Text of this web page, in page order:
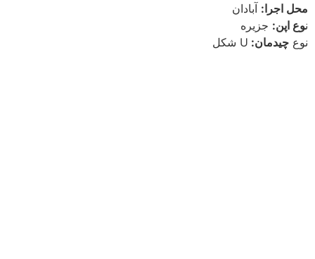
محل اجرا: آبادان
نوع اپن: جزیره
نوع چیدمان: U شکل